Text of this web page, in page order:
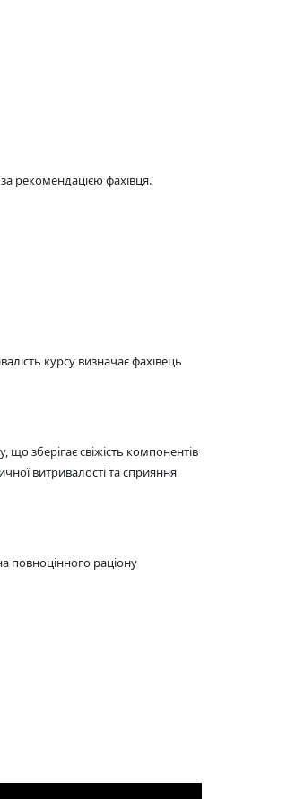
рекомендацією фахівця.
курсу визначає фахівець
зберігає свіжість компонентів
витривалості та сприяння
повноцінного раціону